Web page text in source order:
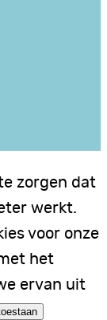
zorgen dat
werkt.
voor onze
het
ervan uit